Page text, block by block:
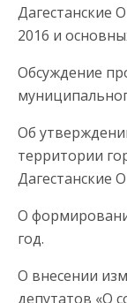
Дагестанские
2016 и
Обсуждение
Об
территории
Дагестанские
О
год.
О внесении
депутатов «О